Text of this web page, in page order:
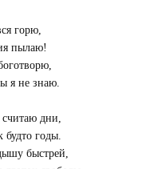
горю,
пылаю!
я не знаю.
дни,
будто годы.
быстрей,